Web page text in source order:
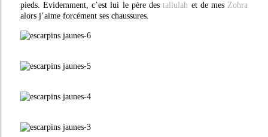
pieds. Evidemment, c’est lui le père des tallulah et de mesZohra
alors j’aime forcément ses chaussures.